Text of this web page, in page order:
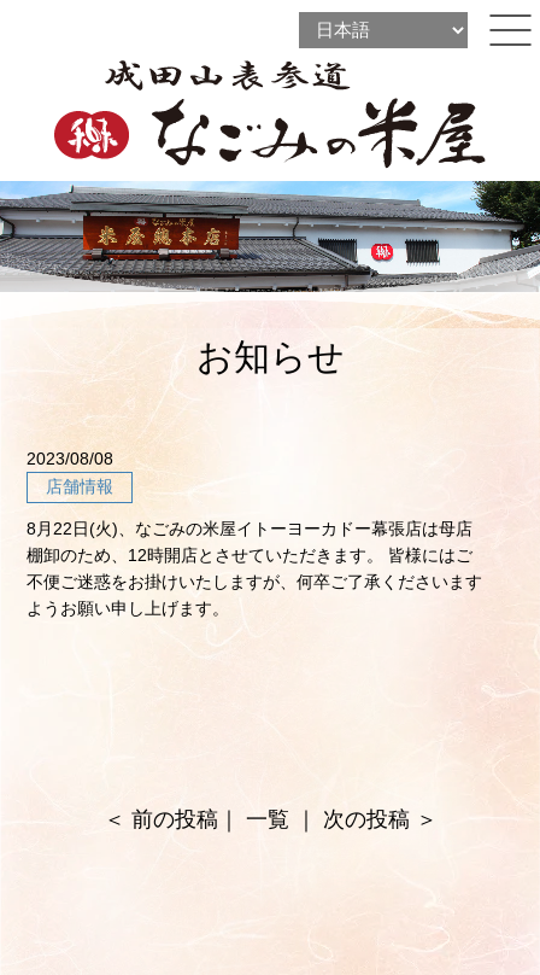
ine
お知らせ
2023/08/08
店舗情報
8月22日(火)、なごみの米屋イトーヨーカドー幕張店は母店
棚卸のため、12時開店とさせていただきます。 皆様にはご
不便ご迷惑をお掛けいたしますが、何卒ご了承くださいます
ようお願い申し上げます。
＜ 前の投稿｜ 一覧 次の投稿＞